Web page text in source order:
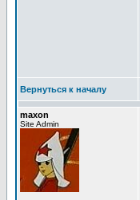
Вернуться к началу
maxon
Site Admin